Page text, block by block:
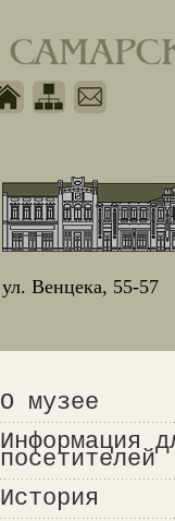
ул. Венцека, 55-57
О музее
Информация
посетителей
История